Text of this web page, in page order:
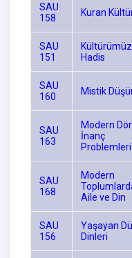
SAU
158
Kuran
SAU
151
Hadis
SAU
160
Mistik
SAU
163
Modern
İnanç
Problemleri
SAU
168
Modern
Aile ve Din
SAU
156
Yaşayan
Dinleri